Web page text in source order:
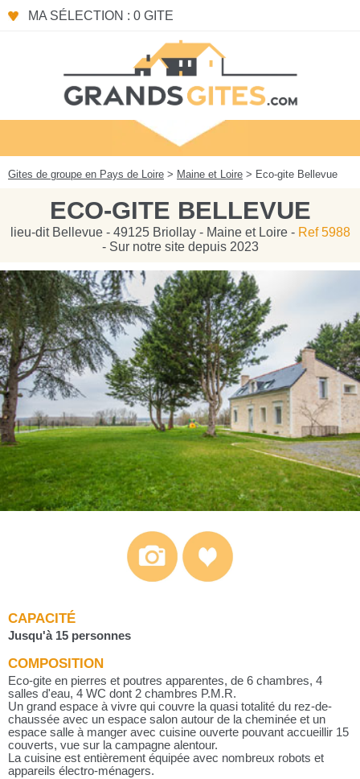
MA SÉLECTION : 0 GITE
Gites de groupe en Pays de Loire > Maine et Loire > Eco-gite Bellevue
ECO-GITE BELLEVUE
lieu-dit Bellevue - 49125 Briollay - Maine et Loire - Ref 5988
- Sur notre site depuis 2023
CAPACITÉ
Jusqu'à 15 personnes
COMPOSITION
Eco-gite en pierres et poutres apparentes, de 6 chambres, 4
salles d'eau, 4 WC dont 2 chambres P.M.R.
Un grand espace à vivre qui couvre la quasi totalité du rez-de-
chaussée avec un espace salon autour de la cheminée et un
espace salle à manger avec cuisine ouverte pouvant accueillir 15
couverts, vue sur la campagne alentour.
La cuisine est entièrement équipée avec nombreux robots et
appareils électro-ménagers.
Panneau de gestion des cookies